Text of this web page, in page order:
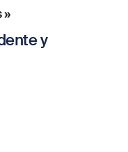
»
y